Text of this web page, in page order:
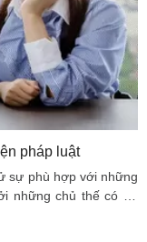
pháp luật
sự phù hợp với những
những chủ thế có đủ
quy định... thì mới